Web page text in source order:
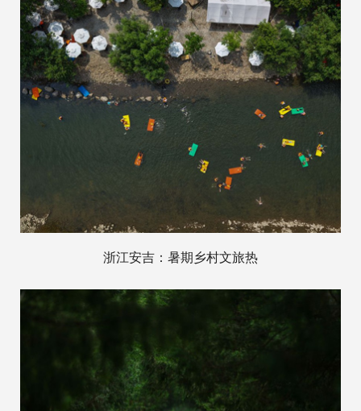
浙江安吉：暑期乡村文旅热